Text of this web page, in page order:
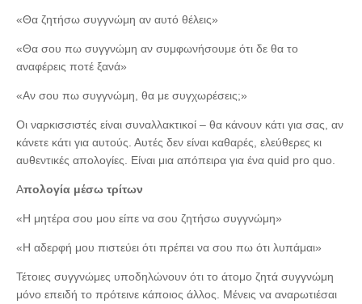
«Θα ζητήσω συγγνώμη αν αυτό θέλεις»
«Θα σου πω συγγνώμη αν συμφωνήσουμε ότι δε θα το
αναφέρεις ποτέ ξανά»
«Αν σου πω συγγνώμη, θα με συγχωρέσεις;»
Οι ναρκισσιστές είναι συναλλακτικοί – θα κάνουν κάτι για σας, αν
κάνετε κάτι για αυτούς. Αυτές δεν είναι καθαρές, ελεύθερες κι
αυθεντικές απολογίες. Είναι μια απόπειρα για ένα quid pro quo.
Απολογία μέσω τρίτων
«Η μητέρα σου μου είπε να σου ζητήσω συγγνώμη»
«Η αδερφή μου πιστεύει ότι πρέπει να σου πω ότι λυπάμαι»
Τέτοιες συγγνώμες υποδηλώνουν ότι το άτομο ζητά συγγνώμη
μόνο επειδή το πρότεινε κάποιος άλλος. Μένεις να αναρωτιέσαι